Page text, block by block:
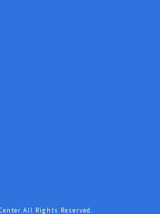
All Rights Reserved.